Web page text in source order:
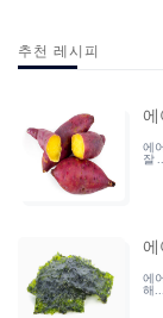
추천 레시피
에
잘
에
해...